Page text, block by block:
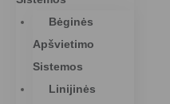
Bėginės
Apšvietimo
Sistemos
Linijinės